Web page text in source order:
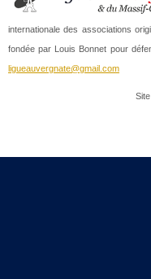
internationale des associations
fondée par Louis Bonnet pour
ligueauvergnate@gmail.com